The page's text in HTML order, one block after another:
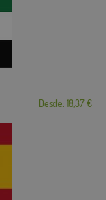
Desde: 18,37 €